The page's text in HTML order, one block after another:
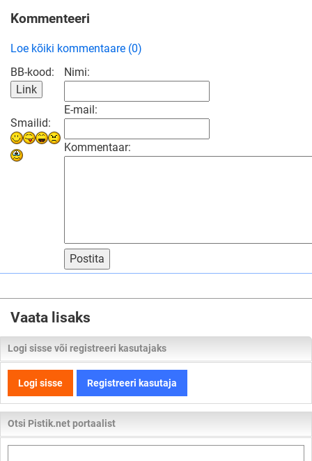
Kommenteeri
Loe kõiki kommentaare (0)
BB-kood:
Smailid:
Nimi:
E-mail:
Kommentaar:
Postita
Vaata lisaks
Logi sisse või registreeri kasutajaks
Logi sisse Registreeri kasutaja
Otsi Pistik.net portaalist